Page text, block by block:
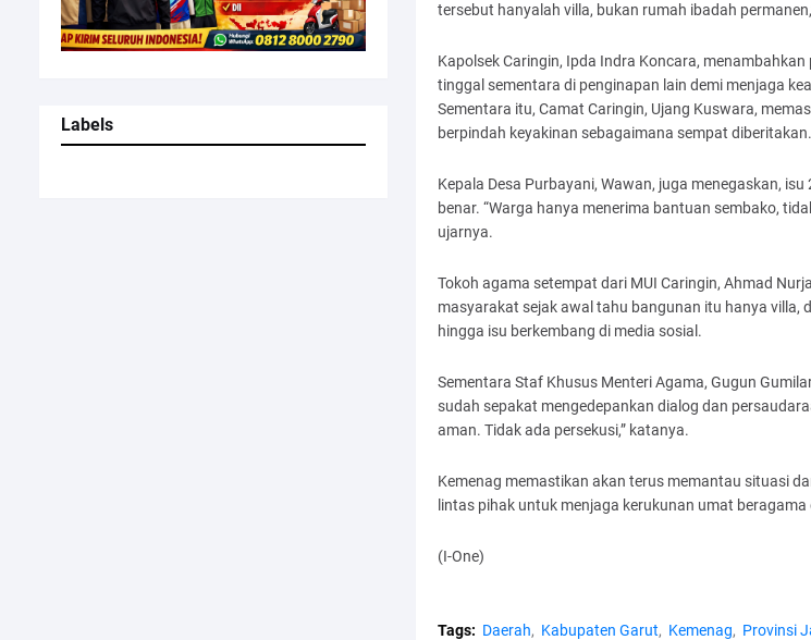
Labels
tersebut hanyalah villa, bukan rumah ibadah
Kapolsek Caringin, Ipda Indra Koncara,
tinggal sementara di penginapan lain demi menjaga
Sementara itu, Camat Caringin, Ujang Kuswara,
berpindah keyakinan sebagaimana sempat diberitakan.
Kepala Desa Purbayani, Wawan, juga menegaskan,
benar. “Warga hanya menerima bantuan sembako,
ujarnya.
Tokoh agama setempat dari MUI Caringin, Ahmad
masyarakat sejak awal tahu bangunan itu hanya villa,
hingga isu berkembang di media sosial.
Sementara Staf Khusus Menteri Agama, Gugun
sudah sepakat mengedepankan dialog dan
aman. Tidak ada persekusi,” katanya.
Kemenag memastikan akan terus memantau situasi
lintas pihak untuk menjaga kerukunan umat
(I-One)
Tags: Daerah Kabupaten Garut Kemenag Provinsi